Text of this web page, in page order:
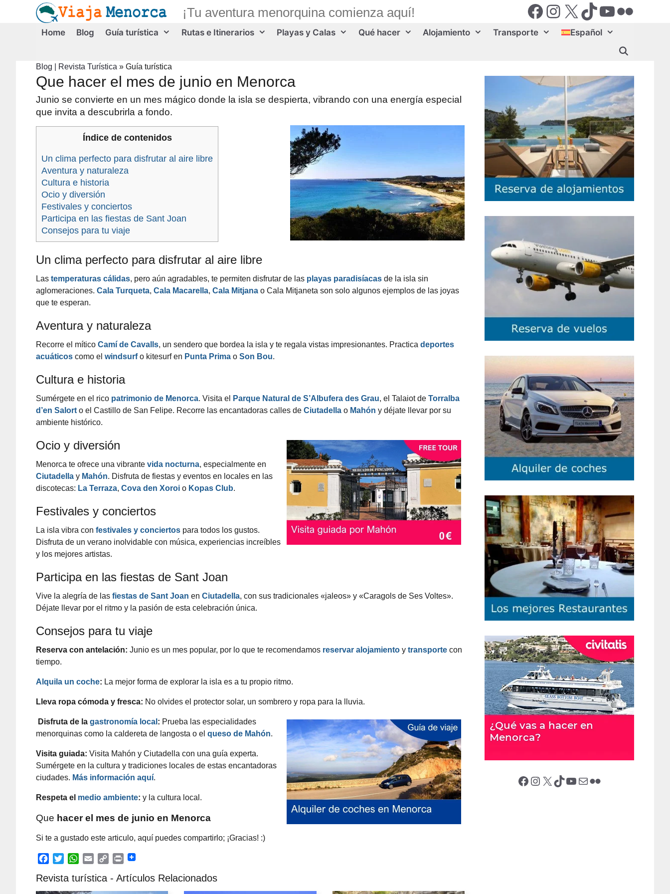
Facebook
Instagram
X (Twiter)
TikTok
YouTube
Flickr
¡Tu aventura menorquina comienza aquí!
Home Blog Guía turística Rutas e Itinerarios Playas y Calas Qué hacer Alojamiento Transporte Español
Blog | Revista Turística » Guía turística
Que hacer el mes de junio en Menorca
Junio se convierte en un mes mágico donde la isla se despierta, vibrando con una energía especial
que invita a descubrirla a fondo.
Índice de contenidos
Un clima perfecto para disfrutar al aire libre
Aventura y naturaleza
Cultura e historia
Ocio y diversión
Festivales y conciertos
Participa en las fiestas de Sant Joan
Consejos para tu viaje
Un clima perfecto para disfrutar al aire libre
Las temperaturas cálidas, pero aún agradables, te permiten disfrutar de las playas paradisíacas de la isla sin
aglomeraciones. Cala Turqueta, Cala Macarella, Cala Mitjana o Cala Mitjaneta son solo algunos ejemplos de las joyas
que te esperan.
Aventura y naturaleza
Recorre el mítico Camí de Cavalls, un sendero que bordea la isla y te regala vistas impresionantes. Practica deportes
acuáticos como el windsurf o kitesurf en Punta Prima o Son Bou.
Cultura e historia
Sumérgete en el rico patrimonio de Menorca. Visita el Parque Natural de S’Albufera des Grau, el Talaiot de Torralba
d’en Salort o el Castillo de San Felipe. Recorre las encantadoras calles de Ciutadella o Mahón y déjate llevar por su
ambiente histórico.
Ocio y diversión
Menorca te ofrece una vibrante vida nocturna, especialmente en
Ciutadella y Mahón. Disfruta de fiestas y eventos en locales en las
discotecas: La Terraza, Cova den Xoroi o Kopas Club.
Festivales y conciertos
La isla vibra con festivales y conciertos para todos los gustos.
Disfruta de un verano inolvidable con música, experiencias increíbles
y los mejores artistas.
Participa en las fiestas de Sant Joan
Vive la alegría de las fiestas de Sant Joan en Ciutadella, con sus tradicionales «jaleos» y «Caragols de Ses Voltes».
Déjate llevar por el ritmo y la pasión de esta celebración única.
Consejos para tu viaje
Reserva con antelación: Junio es un mes popular, por lo que te recomendamos reservar alojamiento y transporte con
tiempo.
Alquila un coche: La mejor forma de explorar la isla es a tu propio ritmo.
Lleva ropa cómoda y fresca: No olvides el protector solar, un sombrero y ropa para la lluvia.
Disfruta de la gastronomía local : Prueba las especialidades
menorquinas como la caldereta de langosta o el queso de Mahón.
Visita guiada: Visita Mahón y Ciutadella con una guía experta.
Sumérgete en la cultura y tradiciones locales de estas encantadoras
ciudades. Más información aquí.
Respeta el medio ambiente: y la cultura local.
Que hacer el mes de junio en Menorca
Si te a gustado este articulo, aquí puedes compartirlo; ¡Gracias! :)
a
c
w
i
h
a
m
a
o
p
r
i
Revista turística - Artículos Relacionados
Facebook Instagram X (Twitter) TikTok YouTube Correo electrónico Flickr